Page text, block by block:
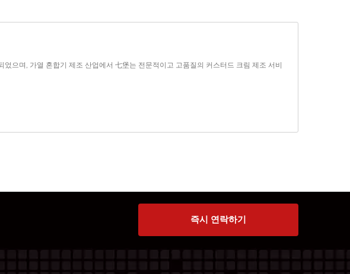
으며, 가열 혼합기 제조 산업에서 七堡는 전문적이고 고품질의 커스터드 크림 제조 서비
즉시 연락하기